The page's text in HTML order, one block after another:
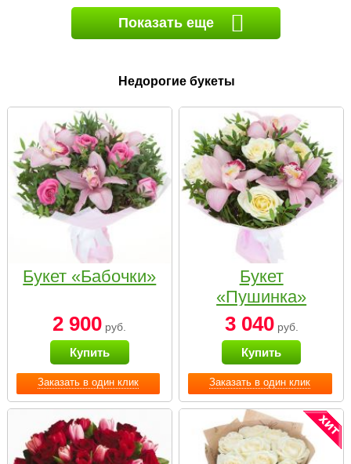
Показать еще
Недорогие букеты
Заказать в один клик
Букет «Бабочки»
2 900 руб.
Купить
Заказать в один клик
Букет
«Пушинка»
3 040руб.
Купить